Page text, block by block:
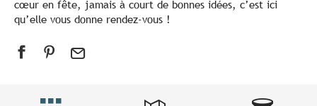
cœur en fête, jamais à court de bonnes idées, c’est ici
qu’elle vous donne rendez-vous !